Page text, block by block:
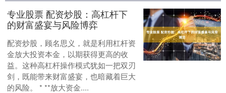
专业股票 配资炒股：高杠杆下
的财富盛宴与风险博弈
配资炒股，顾名思义，就是利用杠杆资
金放大投资本金，以期获得更高的收
益。这种高杠杆操作模式犹如一把双刃
剑，既能带来财富盛宴，也暗藏着巨大
的风险。 * **放大资金....